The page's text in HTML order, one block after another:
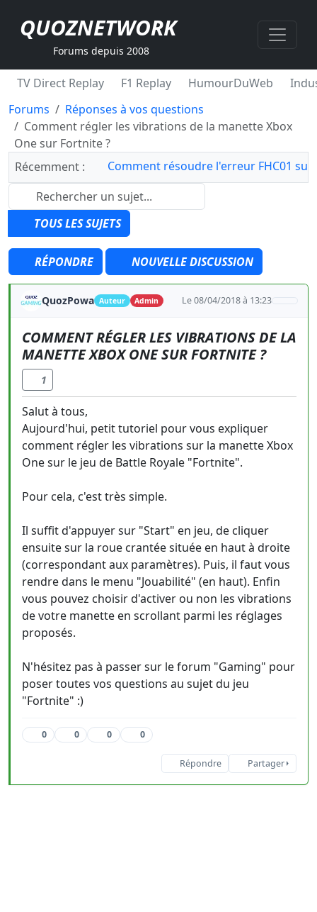
QUOZNETWORK
Forums depuis 2008
TV Direct Replay F1 Replay HumourDuWeb
Forums
Réponses à vos questions
Comment régler les vibrations de la manette Xbox
One sur Fortnite ?
Récemment :
Comment résoudre l'erreur FHC01 sur
TOUS LES SUJETS
RÉPONDRE NOUVELLE DISCUSSION
QuozPowa Auteur Admin Le 08/04/2018 à 13:23
COMMENT RÉGLER LES VIBRATIONS DE LA
MANETTE XBOX ONE SUR FORTNITE ?
1
Salut à tous,
Aujourd'hui, petit tutoriel pour vous expliquer
comment régler les vibrations sur la manette Xbox
One sur le jeu de Battle Royale "Fortnite".
Pour cela, c'est très simple.
Il suffit d'appuyer sur "Start" en jeu, de cliquer
ensuite sur la roue crantée située en haut à droite
(correspondant aux paramètres). Puis, il faut vous
rendre dans le menu "Jouabilité" (en haut). Enfin
vous pouvez choisir d'activer ou non les vibrations
de votre manette en scrollant parmi les réglages
proposés.
N'hésitez pas à passer sur le forum "Gaming" pour
poser toutes vos questions au sujet du jeu
"Fortnite" :)
0 0 0 0
Répondre Partager